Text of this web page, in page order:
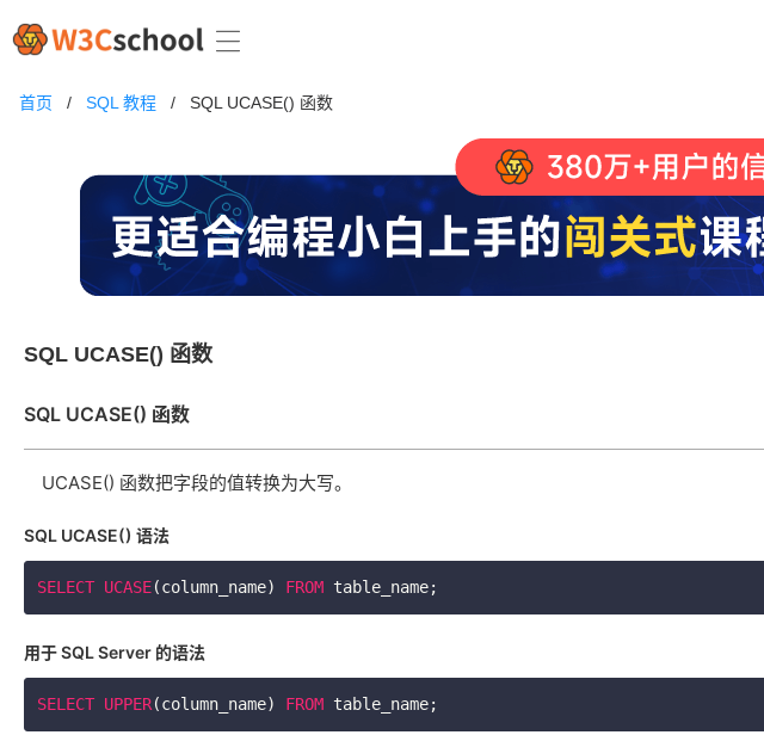
首页 / SQL 教程 / SQL UCASE() 函数
SQL UCASE() 函数
SQL UCASE() 函数
UCASE() 函数把字段的值转换为大写。
SQL UCASE() 语法
SELECT UCASE(column_name) FROM table_name;
用于 SQL Server 的语法
SELECT UPPER(column_name) FROM table_name;